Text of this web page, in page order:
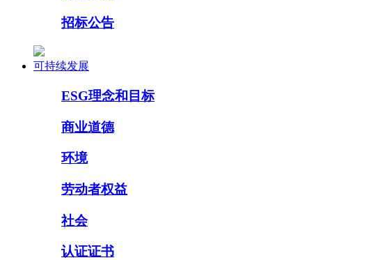
招标公告
可持续发展
ESG理念和目标
商业道德
环境
劳动者权益
社会
认证证书